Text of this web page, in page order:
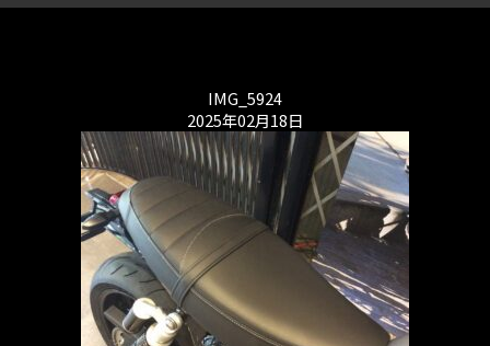
IMG_5924
2025年02月18日